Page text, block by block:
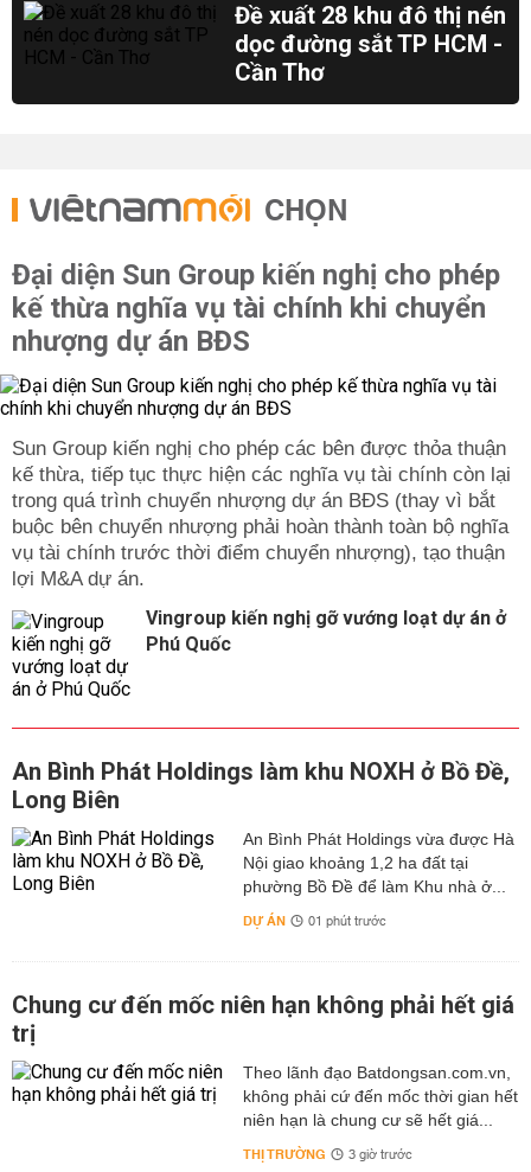
Đề xuất 28 khu đô thị nén
dọc đường sắt TP HCM -
Cần Thơ
CHỌN
Đại diện Sun Group kiến nghị cho phép
kế thừa nghĩa vụ tài chính khi chuyển
nhượng dự án BĐS
Sun Group kiến nghị cho phép các bên được thỏa thuận
kế thừa, tiếp tục thực hiện các nghĩa vụ tài chính còn lại
trong quá trình chuyển nhượng dự án BĐS (thay vì bắt
buộc bên chuyển nhượng phải hoàn thành toàn bộ nghĩa
vụ tài chính trước thời điểm chuyển nhượng), tạo thuận
lợi M&A dự án.
Vingroup kiến nghị gỡ vướng loạt dự án ở
Phú Quốc
An Bình Phát Holdings làm khu NOXH ở Bồ Đề,
Long Biên
An Bình Phát Holdings vừa được Hà
Nội giao khoảng 1,2 ha đất tại
phường Bồ Đề để làm Khu nhà ở...
DỰ ÁN 01 phút trước
Chung cư đến mốc niên hạn không phải hết giá
trị
Theo lãnh đạo Batdongsan.com.vn,
không phải cứ đến mốc thời gian hết
niên hạn là chung cư sẽ hết giá...
THỊ TRƯỜNG 3 giờ trước